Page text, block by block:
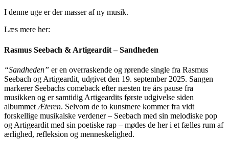
I denne uge er der masser af ny musik.
Læs mere her:
Rasmus Seebach & Artigeardit – Sandheden
“Sandheden” er en overraskende og rørende single fra Rasmus
Seebach og Artigeardit, udgivet den 19. september 2025. Sangen
markerer Seebachs comeback efter næsten tre års pause fra
musikken og er samtidig Artigeardits første udgivelse siden
albummet Æteren. Selvom de to kunstnere kommer fra vidt
forskellige musikalske verdener – Seebach med sin melodiske pop
og Artigeardit med sin poetiske rap – mødes de her i et fælles rum af
ærlighed, refleksion og menneskelighed.